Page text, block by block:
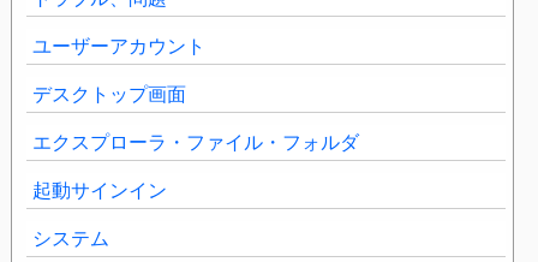
ユーザーアカウント
デスクトップ画面
エクスプローラ・ファイル・フォルダ
起動サインイン
システム